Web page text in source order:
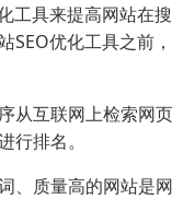
工具来提高网站在
SEO优化工具之前
从互联网上检索网
行排名。
、质量高的网站是